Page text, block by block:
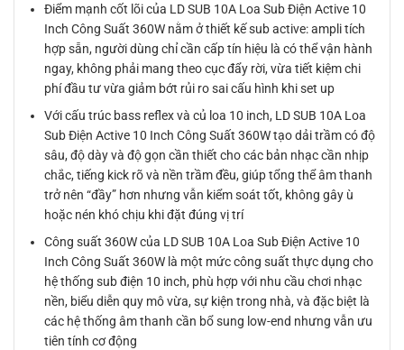
Điểm mạnh cốt lõi của LD SUB 10A Loa Sub Điện Active 10
Inch Công Suất 360W nằm ở thiết kế sub active: ampli tích
hợp sẵn, người dùng chỉ cần cấp tín hiệu là có thể vận hành
ngay, không phải mang theo cục đẩy rời, vừa tiết kiệm chi
phí đầu tư vừa giảm bớt rủi ro sai cấu hình khi set up
Với cấu trúc bass reflex và củ loa 10 inch, LD SUB 10A Loa
Sub Điện Active 10 Inch Công Suất 360W tạo dải trầm có độ
sâu, độ dày và độ gọn cần thiết cho các bản nhạc cần nhịp
chắc, tiếng kick rõ và nền trầm đều, giúp tổng thể âm thanh
trở nên “đầy” hơn nhưng vẫn kiểm soát tốt, không gây ù
hoặc nén khó chịu khi đặt đúng vị trí
Công suất 360W của LD SUB 10A Loa Sub Điện Active 10
Inch Công Suất 360W là một mức công suất thực dụng cho
hệ thống sub điện 10 inch, phù hợp với nhu cầu chơi nhạc
nền, biểu diễn quy mô vừa, sự kiện trong nhà, và đặc biệt là
các hệ thống âm thanh cần bổ sung low-end nhưng vẫn ưu
tiên tính cơ động